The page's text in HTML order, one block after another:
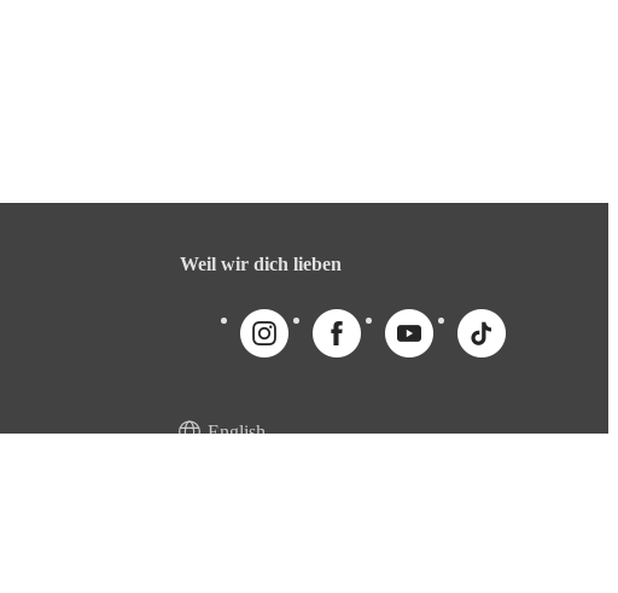
Weil wir dich lieben
English